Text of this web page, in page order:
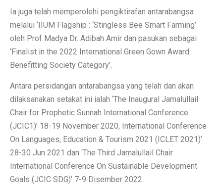
Ia juga telah memperolehi pengiktirafan antarabangsa
melalui ‘IIUM Flagship : ‘Stingless Bee Smart Farming’
oleh Prof Madya Dr. Adibah Amir dan pasukan sebagai
‘Finalist in the 2022 International Green Gown Award
Benefitting Society Category’.
Antara persidangan antarabangsa yang telah dan akan
dilaksanakan setakat ini ialah ‘The Inaugural Jamalullail
Chair for Prophetic Sunnah International Conference
(JCIC1)’ 18-19 November 2020, International Conference
On Languages, Education & Tourism 2021 (ICLET 2021)’
28-30 Jun 2021 dan ‘The Third Jamalullail Chair
International Conference On Sustainable Development
Goals (JCIC SDG)’ 7-9 Disember 2022.